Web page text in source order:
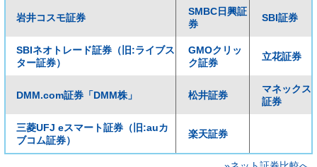
岩井コスモ証券
SMBC日興証
券
SBI証券
SBIネオトレード証券（旧:ライブス
ター証券）
GMOクリッ
ク証券
立花証券
DMM.com証券「DMM株」 松井証券
マネックス
証券
三菱UFJ eスマート証券（旧:auカ
ブコム証券）
楽天証券